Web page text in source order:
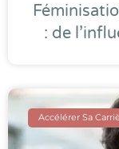
: de
Accélérer Sa